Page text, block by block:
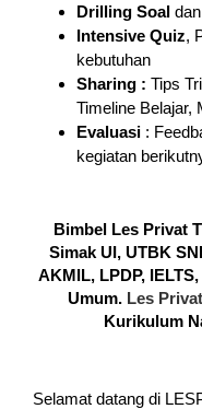
Drilling Soaldan
Intensive Quiz,
kebutuhan
Sharing : Tips
Timeline Belajar,
Evaluasi:
kegiatan
Bimbel Les Privat
Simak UI, UTBK
AKMIL, LPDP,
Umum. Les Privat
Kurikulum
Selamat datang di